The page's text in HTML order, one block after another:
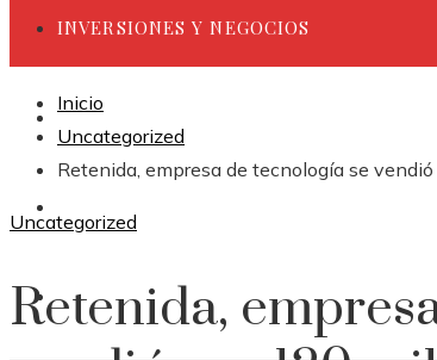
INVERSIONES Y NEGOCIOS
CIENCIA Y TECNOLOGÍA
CULTURA Y OCIO
Inicio
Uncategorized
Retenida, empresa de tecnología se
Uncategorized
Retenida,